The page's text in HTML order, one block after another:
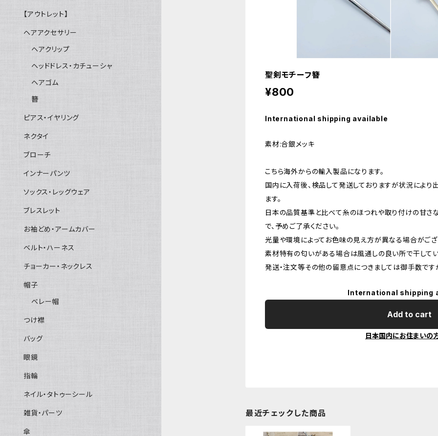
聖剣モチーフ簪
¥800
International shipping available
素材:合銀メッキ
こちら海外からの輸入製品になります。
国内に入荷後、検品して発送しておりますが状況によ
ます。
日本の品質基準と比べて糸のほつれや取り付けの甘さ
で、予めご了承ください。
光量や環境によってお色味の見え方が異なる場合がござ
素材特有の匂いがある場合は風通しの良い所で干して
発送・注文等その他の留意点につきましては御手数で
International shipping
Add to cart
日本国内にお住まいの
最近チェックした商品
【アウトレット】
ヘアアクセサリー
ヘアクリップ
ヘッドドレス・カチューシャ
ヘアゴム
簪
ピアス・イヤリング
ネクタイ
ブローチ
インナーパンツ
ソックス・レッグウェア
ブレスレット
お袖どめ・アームカバー
ベルト・ハーネス
チョーカー・ネックレス
帽子
ベレー帽
つけ襟
バッグ
眼鏡
指輪
ネイル・タトゥーシール
雑貨・パーツ
傘